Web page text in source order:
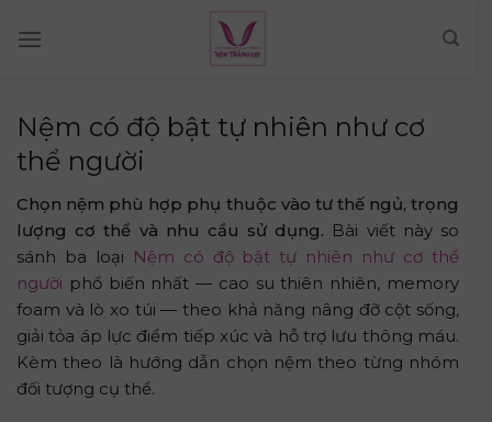
Nệm có độ bật tự nhiên như cơ
thể người
Chọn nệm phù hợp phụ thuộc vào tư thế ngủ, trọng
lượng cơ thể và nhu cầu sử dụng. Bài viết này so
sánh ba loại Nệm có độ bật tự nhiên như cơ thể
người phổ biến nhất — cao su thiên nhiên, memory
foam và lò xo túi — theo khả năng nâng đỡ cột sống,
giải tỏa áp lực điểm tiếp xúc và hỗ trợ lưu thông máu.
Kèm theo là hướng dẫn chọn nệm theo từng nhóm
đối tượng cụ thể.